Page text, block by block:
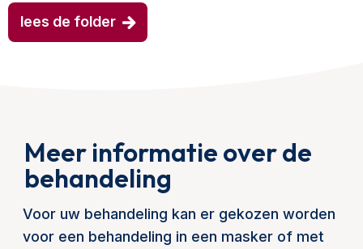
lees de folder
Meer informatie over de
behandeling
Voor uw behandeling kan er gekozen worden
voor een behandeling in een masker of met